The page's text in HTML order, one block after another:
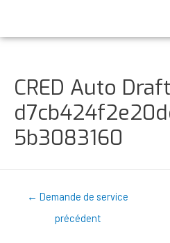
CRED Auto Draft
5b3083160
← Demande de service
précédent